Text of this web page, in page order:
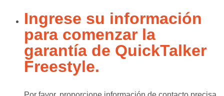
Ingrese su información
para comenzar la
garantía de QuickTalker
Freestyle.